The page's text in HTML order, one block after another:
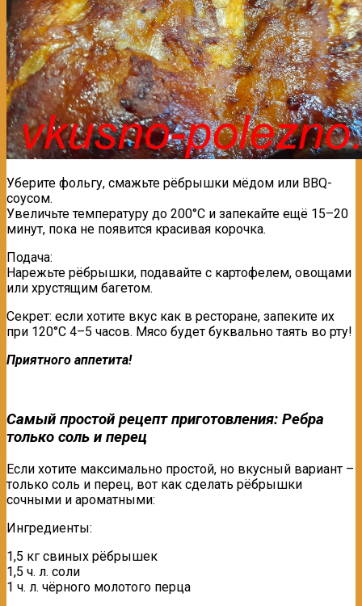
Уберите фольгу, смажьте рёбрышки мёдом или BBQ-
соусом.
Увеличьте температуру до 200°C и запекайте ещё 15–20
минут, пока не появится красивая корочка.
Подача:
Нарежьте рёбрышки, подавайте с картофелем, овощами
или хрустящим багетом.
Секрет: если хотите вкус как в ресторане, запеките их
при 120°C 4–5 часов. Мясо будет буквально таять во рту!
Приятного аппетита!
Самый простой рецепт приготовления: Ребра
только соль и перец
Если хотите максимально простой, но вкусный вариант –
только соль и перец, вот как сделать рёбрышки
сочными и ароматными:
Ингредиенты:
1,5 кг свиных рёбрышек
1,5 ч. л. соли
1 ч. л. чёрного молотого перца